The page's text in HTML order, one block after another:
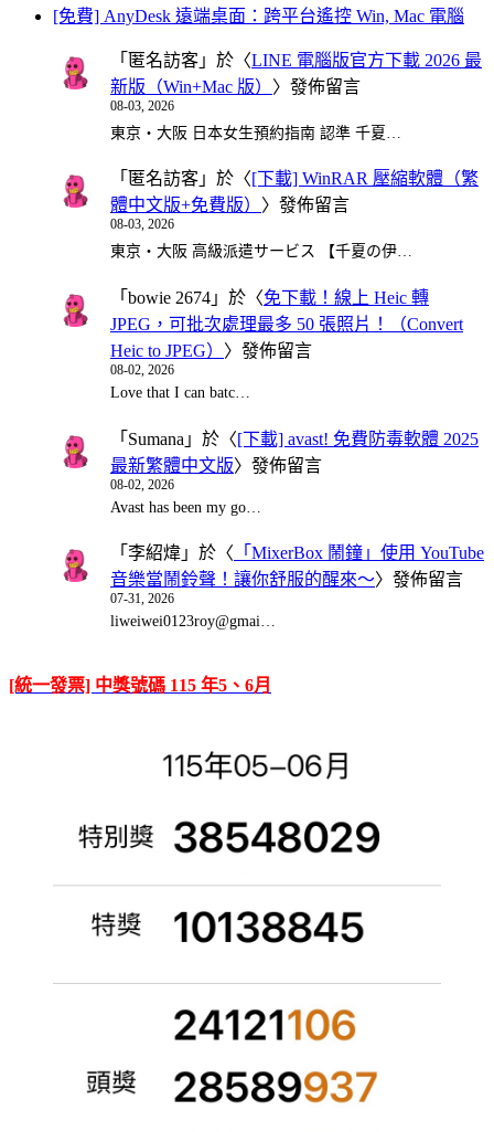
[免費] AnyDesk 遠端桌面：跨平台遙控 Win, Mac 電腦
「 匿名訪客 」於〈LINE 電腦版官方下載 2026 最
新版（Win+Mac 版） 〉發佈留言
08-03, 2026
東京・大阪 日本女生預約指南 認準 千夏…
「 匿名訪客 」於〈[下載] WinRAR 壓縮軟體（繁
體中文版+免費版） 〉發佈留言
08-03, 2026
東京・大阪 高級派遣サービス 【千夏の伊…
「 bowie 2674 」於〈免下載！線上 Heic 轉
JPEG，可批次處理最多 50 張照片！（Convert
Heic to JPEG） 〉發佈留言
08-02, 2026
Love that I can batc…
「 Sumana 」於〈[下載] avast! 免費防毒軟體 2025
最新繁體中文版〉發佈留言
08-02, 2026
Avast has been my go…
「 李紹煒 」於〈 「MixerBox 鬧鐘」使用 YouTube
音樂當鬧鈴聲！讓你舒服的醒來～〉發佈留言
07-31, 2026
liweiwei0123roy@gmai…
[統一發票] 中獎號碼 115 年5、6月